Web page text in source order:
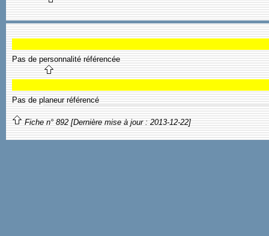
Pas de personnalité référencée
Pas de planeur référencé
Fiche n° 892 [Dernière mise à jour : 2013-12-22]